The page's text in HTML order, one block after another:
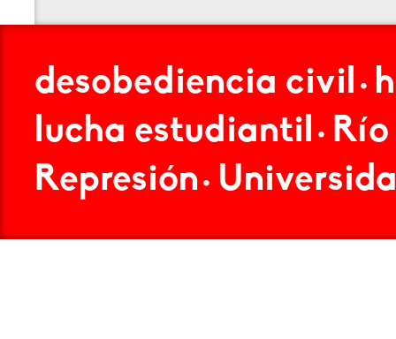
desobediencia civil •
lucha estudiantil •
Represión•